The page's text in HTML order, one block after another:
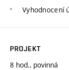
Vyhodnocení
PROJEKT
8 hod., povinná